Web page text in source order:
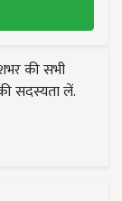
की सभी
सदस्यता लें.